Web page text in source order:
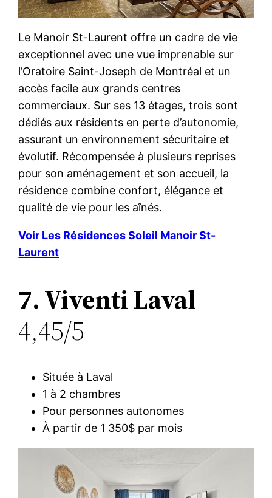
Le Manoir St-Laurent offre un cadre de vie
exceptionnel avec une vue imprenable sur
l’Oratoire Saint-Joseph de Montréal et un
accès facile aux grands centres
commerciaux. Sur ses 13 étages, trois sont
dédiés aux résidents en perte d’autonomie,
assurant un environnement sécuritaire et
évolutif. Récompensée à plusieurs reprises
pour son aménagement et son accueil, la
résidence combine confort, élégance et
qualité de vie pour les aînés.
Voir Les Résidences Soleil Manoir St-
Laurent
7. Viventi Laval—
4,45/5
Située à Laval
1 à 2 chambres
Pour personnes autonomes
À partir de 1 350$ par mois